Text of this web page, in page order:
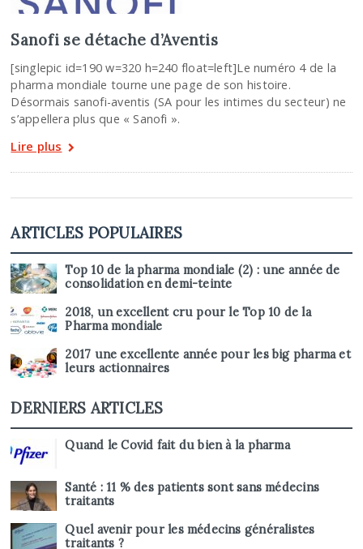
Sanofi se détache d’Aventis
[singlepic id=190 w=320 h=240 float=left]Le numéro 4 de la
pharma mondiale tourne une page de son histoire.
Désormais sanofi-aventis (SA pour les intimes du secteur) ne
s’appellera plus que « Sanofi ».
Lire plus
ARTICLES POPULAIRES
Top 10 de la pharma mondiale (2) : une année de
consolidation en demi-teinte
2018, un excellent cru pour le Top 10 de la
Pharma mondiale
2017 une excellente année pour les big pharma et
leurs actionnaires
DERNIERS ARTICLES
Quand le Covid fait du bien à la pharma
Santé : 11 % des patients sont sans médecins
traitants
Quel avenir pour les médecins généralistes
traitants ?